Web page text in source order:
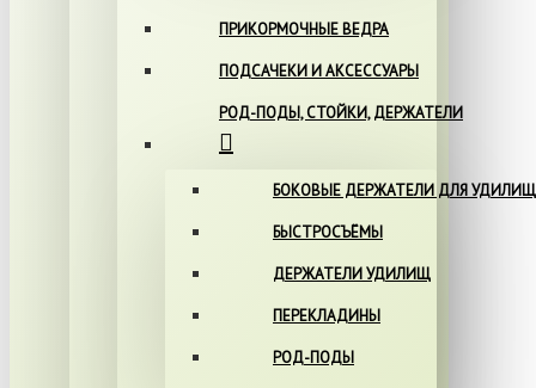
ПРИКОРМОЧНЫЕ ВЕДРА
ПОДСАЧЕКИ И АКСЕССУАРЫ
РОД-ПОДЫ, СТОЙКИ, ДЕРЖАТЕЛИ
БОКОВЫЕ ДЕРЖАТЕЛИ ДЛЯ УДИЛИЩ
БЫСТРОСЪЁМЫ
ДЕРЖАТЕЛИ УДИЛИЩ
ПЕРЕКЛАДИНЫ
РОД-ПОДЫ